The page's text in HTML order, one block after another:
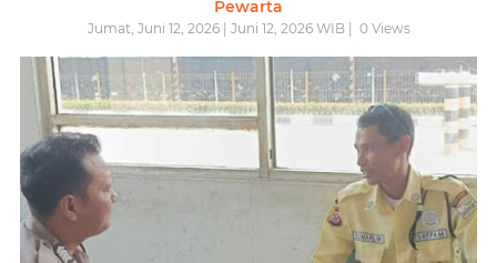
Pewarta
Jumat, Juni 12, 2026 | Juni 12, 2026 WIB | 0Views